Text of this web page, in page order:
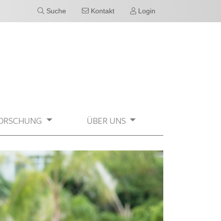
Suche Kontakt Login
ÜBER UNS